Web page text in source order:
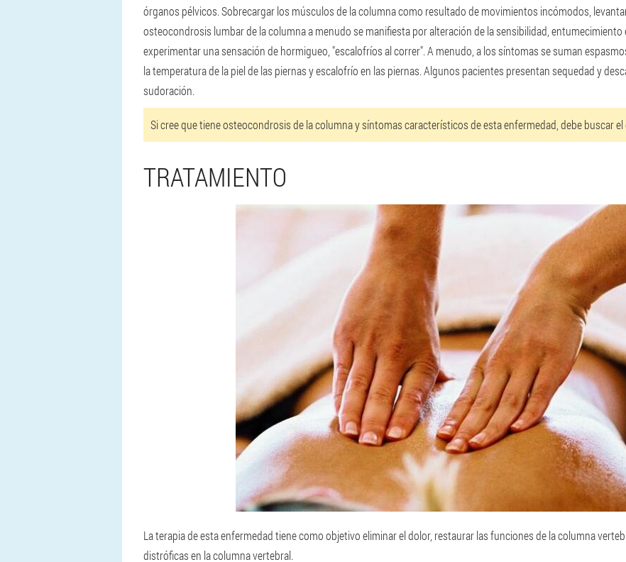
órganos pélvicos. Sobrecargar los músculos de la columna como resultado de movimientos incómodos,
osteocondrosis lumbar de la columna a menudo se manifiesta por alteración de la sensibilidad, entumecimiento
experimentar una sensación de hormigueo, "escalofríos al correr". A menudo, a los síntomas se suman
la temperatura de la piel de las piernas y escalofrío en las piernas. Algunos pacientes presentan sequedad y
sudoración.
Si cree que tiene osteocondrosis de la columna y síntomas característicos de esta enfermedad, debe buscar
TRATAMIENTO
La terapia de esta enfermedad tiene como objetivo eliminar el dolor, restaurar las funciones de la columna
distróficas en la columna vertebral.